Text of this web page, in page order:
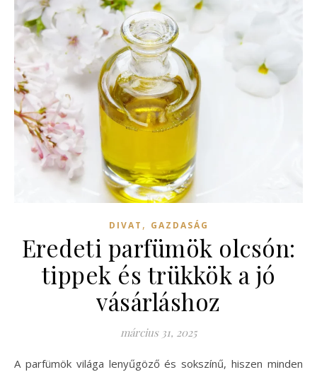
DIVAT , GAZDASÁG
Eredeti parfümök olcsón:
tippek és trükkök a jó
vásárláshoz
március 31, 2025
A parfümök világa lenyűgöző és sokszínű, hiszen minden